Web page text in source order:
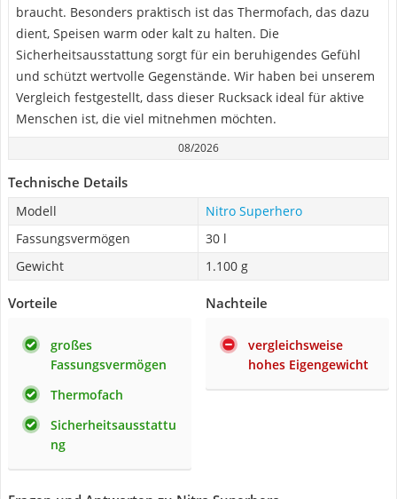
braucht. Besonders praktisch ist das Thermofach, das dazu
dient, Speisen warm oder kalt zu halten. Die
Sicherheitsausstattung sorgt für ein beruhigendes Gefühl
und schützt wertvolle Gegenstände. Wir haben bei unserem
Vergleich festgestellt, dass dieser Rucksack ideal für aktive
Menschen ist, die viel mitnehmen möchten.
08/2026
Technische Details
Modell
Nitro Superhero
Fassungsvermögen
30 l
Gewicht
1.100 g
Vorteile
großes
Fassungsvermögen
Thermofach
Sicherheitsausstattu
ng
Nachteile
vergleichsweise
hohes Eigengewicht